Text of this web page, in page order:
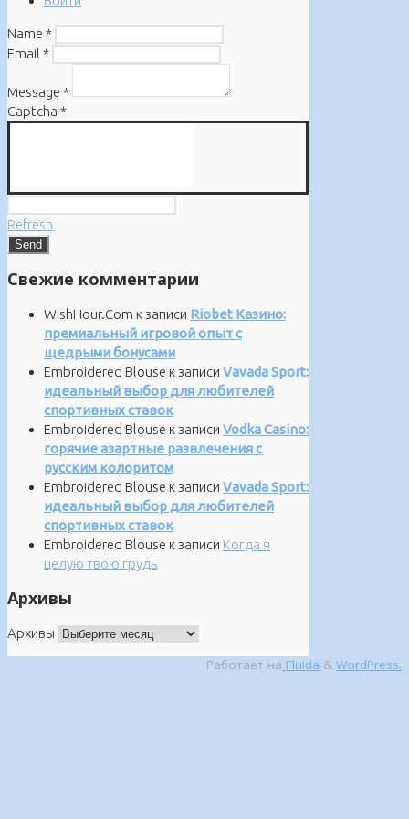
Name *
Email *
Message *
Captcha *
Refresh
Свежие комментарии
WishHour.Com к записи Riobet Казино:
премиальный игровой опыт с
щедрыми бонусами
Embroidered Blouse к записи Vavada Sport:
идеальный выбор для любителей
спортивных ставок
Embroidered Blouse к записи Vodka Casino:
горячие азартные развлечения с
русским колоритом
Embroidered Blouse к записи Vavada Sport:
идеальный выбор для любителей
спортивных ставок
Embroidered Blouse к записи Когда я
целую твою грудь
Архивы
Архивы
Работает на Fluida & WordPress.